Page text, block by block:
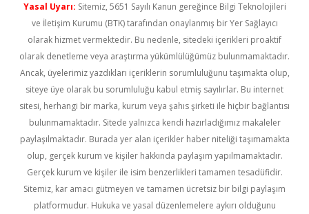
Yasal Uyarı: Sitemiz, 5651 Sayılı Kanun gereğince Bilgi Teknolojileri
ve İletişim Kurumu (BTK) tarafından onaylanmış bir Yer Sağlayıcı
olarak hizmet vermektedir. Bu nedenle, sitedeki içerikleri proaktif
olarak denetleme veya araştırma yükümlülüğümüz bulunmamaktadır.
Ancak, üyelerimiz yazdıkları içeriklerin sorumluluğunu taşımakta olup,
siteye üye olarak bu sorumluluğu kabul etmiş sayılırlar. Bu internet
sitesi, herhangi bir marka, kurum veya şahıs şirketi ile hiçbir bağlantısı
bulunmamaktadır. Sitede yalnızca kendi hazırladığımız makaleler
paylaşılmaktadır. Burada yer alan içerikler haber niteliği taşımamakta
olup, gerçek kurum ve kişiler hakkında paylaşım yapılmamaktadır.
Gerçek kurum ve kişiler ile isim benzerlikleri tamamen tesadüfidir.
Sitemiz, kar amacı gütmeyen ve tamamen ücretsiz bir bilgi paylaşım
platformudur. Hukuka ve yasal düzenlemelere aykırı olduğunu